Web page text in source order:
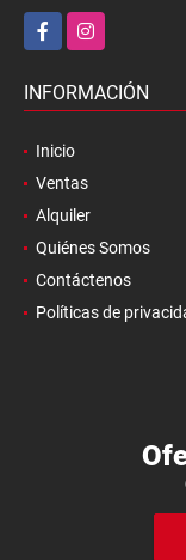
FacebookInstagram
INFORMACIÓN
Inicio
Ventas
Alquiler
Quiénes Somos
Contáctenos
Políticas de